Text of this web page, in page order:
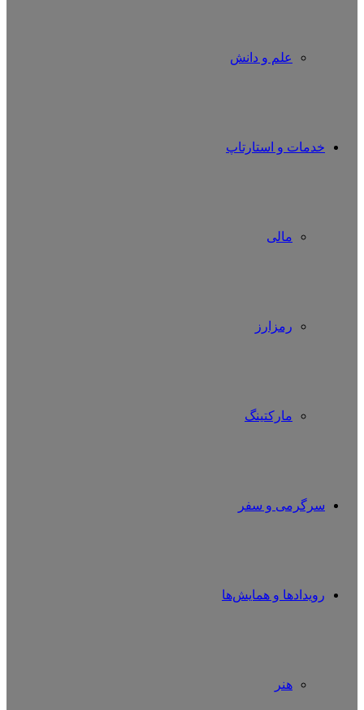
علم و دانش
خدمات و استارتاپ
مالی
رمزارز
مارکتینگ
سرگرمی و سفر
رویدادها و همایش‌ها
هنر